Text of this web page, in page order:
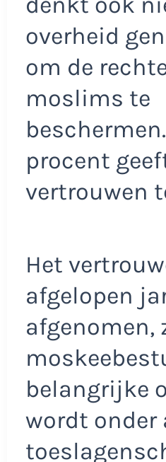
overheid
om de
moslims te
procent
vertrouwen
Het
afgelopen
afgenomen,
belangrijke
wordt onder